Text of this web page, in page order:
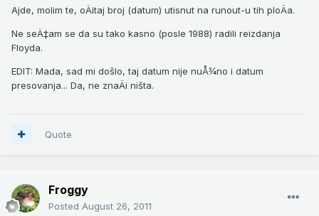
Ajde, molim te, oÄitaj broj (datum) utisnut na runout-u tih ploÄa.
Ne seÄ‡am se da su tako kasno (posle 1988) radili reizdanja
Floyda.
EDIT: Mada, sad mi došlo, taj datum nije nuÅ¾no i datum
presovanja... Da, ne znaÄi ništa.
Quote
Froggy
Posted August 26, 2011